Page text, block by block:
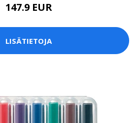
147.9 EUR
LISÄTIETOJA